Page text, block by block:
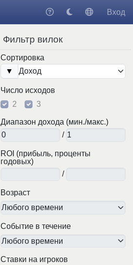
Вход
Фильтр вилок
Сортировка
▼
Число исходов
2
3
Диапазон дохода (мин./макс.)
/
ROI (прибыль, проценты
годовых)
/
Возраст
Событие в течение
Ставки на игроков